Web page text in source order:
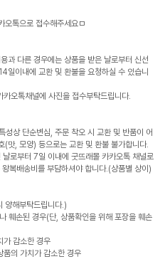
오톡으로 접수해주세요ㅁ
과 다른 경우에는 상품을 받은 날로부터 신선
일이내에 교환 및 환불을 요청하실 수 있습니
오톡채널에 사진을 접수부탁드립니다.
상 단순변심, 주문 착오 시 교환 및 반품이 어
(맛, 모양) 등으로는 교환 및 환불 불가합니다.
로부터 7일 이내에 굿뜨래몰 카카오톡 채널로
복배송비를 부담하셔야 합니다.(상품별 상이)
양해부탁드립니다.)
훼손된 경우(단, 상품확인을 위해 포장을 훼손
가 감소한 경우
의 가치가 감소한 경우